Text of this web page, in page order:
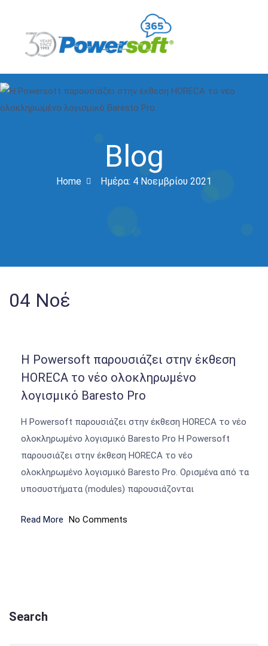
Blog
Home Ημέρα: 4 Νοεμβρίου 2021
04 Νοέ
Η Powersoft παρουσιάζει στην έκθεση
HORECA το νέο ολοκληρωμένο
λογισμικό Baresto Pro
Η Powersoft παρουσιάζει στην έκθεση HORECA το νέο
ολοκληρωμένο λογισμικό Baresto Pro Η Powersoft
παρουσιάζει στην έκθεση HORECA το νέο
ολοκληρωμένο λογισμικό Baresto Pro. Ορισμένα από τα
υποσυστήματα (modules) παρουσιάζονται
Read More No Comments
Search